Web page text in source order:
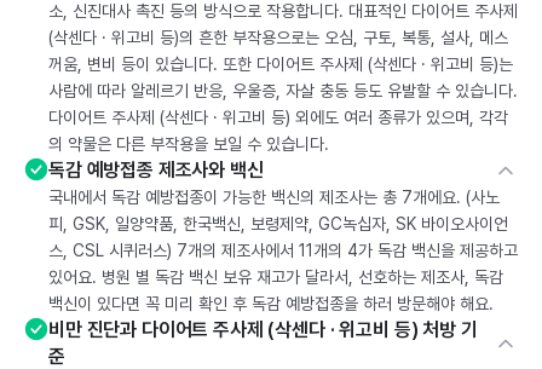
소, 신진대사 촉진 등의 방식으로 작용합니다. 대표적인 다이어트 주사제
(삭센다 · 위고비 등)의 흔한 부작용으로는 오심, 구토, 복통, 설사, 메스
꺼움, 변비 등이 있습니다. 또한 다이어트 주사제 (삭센다 · 위고비 등)는
사람에 따라 알레르기 반응, 우울증, 자살 충동 등도 유발할 수 있습니다.
다이어트 주사제 (삭센다 · 위고비 등) 외에도 여러 종류가 있으며, 각각
의 약물은 다른 부작용을 보일 수 있습니다.
독감 예방접종 제조사와 백신
국내에서 독감 예방접종이 가능한 백신의 제조사는 총 7개에요. (사노
피, GSK, 일양약품, 한국백신, 보령제약, GC녹십자, SK 바이오사이언
스, CSL 시퀴러스) 7개의 제조사에서 11개의 4가 독감 백신을 제공하고
있어요. 병원 별 독감 백신 보유 재고가 달라서, 선호하는 제조사, 독감
백신이 있다면 꼭 미리 확인 후 독감 예방접종을 하러 방문해야 해요.
비만 진단과 다이어트 주사제 (삭센다 · 위고비 등) 처방 기
준